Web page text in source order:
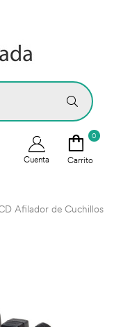
Cuenta
0
Carrito
Afilador de Cuchillos